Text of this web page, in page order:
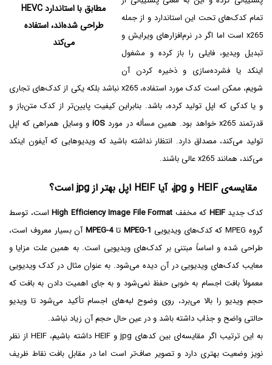
مطابق با استاندارد HEVC
طراحی شده‌اند، استفاده
می‌کند
تمام کدک‌های تحت این استاندارد و از جمله
x265‌ است اما اگر در نرم‌افزارهای ویرایش و
تبدیل ویدیو، فایلی را باز کرده و مشغول
اینکد یا فشرده‌سازی و ذخیره کردن آن
شویم، ممکن است کدک مورد استفاده، x265 نباشد بلکه یکی از کدک‌های تجاری
و یا کدکی که اپل تولید کرده، باشد. بنابراین کیفیت پایین‌تر از کدک متن‌باز و
قدرتمند x265‌ خواهد بود. همین مسأله در مورد
iOSو وسایل همراهی که اپل
تولید می‌کند، مصداق دارد. انتظار نداشته باشید که ویدیوهایی که آیفون اینکد
می‌کند، همانند x265 عالی باشند.
مقایسه‌ی HEIF و jpg، آیا HEIF اپل بهتر از jpg است؟
کدک جدیدHEIF‌ که مخفف High Efficiency Image File Formatاست، توسط
گروه MPEG که کدک‌های ویدیویی
MPEG-1‌ تاMPEG-4آن بسیار معروف است،
طراحی شده و اساساً مبتنی بر کدک‌های ویدیویی است. به همین علت مزایا و
معایب کدک‌های ویدیویی در آن دیده می‌شود. به عنوان مثال در کدک ویدیویی
معمولاً‌ بافت اجسام به خوبی حفظ نمی‌شود و به جای اهمیت دادن به بافت که
حجم ویدیو را بالا می‌برد، روی وضوح لبه‌های اجسام تأکید می‌شود تا ویدیو
حالتی واضح و جذاب داشته باشد و در عین حال حجم آن زیاد نباشد.
به این ترتیب اگر مقایسه‌ای بین کد‌های jpg و HEIF‌ داشته باشیم، HEIF‌ از نظر
نویز وضعیت بهتری دارد و تصویر صاف‌تر است اما در مقابل بافت نقاط ظریف